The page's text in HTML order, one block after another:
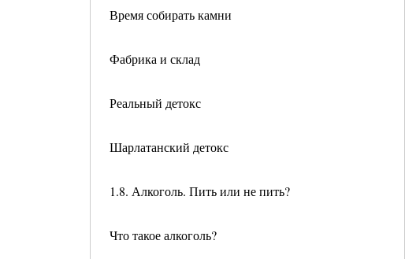
Время собирать камни
Фабрика и склад
Реальный детокс
Шарлатанский детокс
1.8. Алкоголь. Пить или не пить?
Что такое алкоголь?